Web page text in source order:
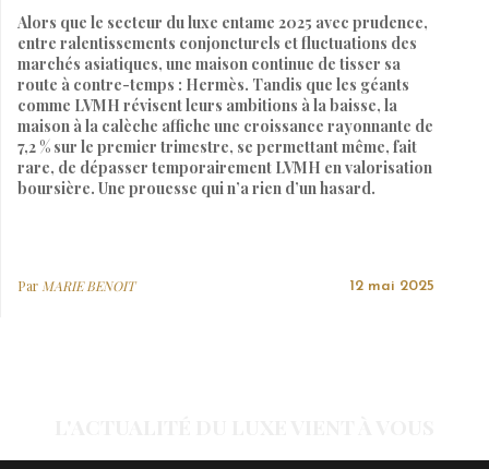
Alors que le secteur du luxe entame 2025 avec prudence,
entre ralentissements conjoncturels et fluctuations des
marchés asiatiques, une maison continue de tisser sa
route à contre-temps : Hermès. Tandis que les géants
comme LVMH révisent leurs ambitions à la baisse, la
maison à la calèche affiche une croissance rayonnante de
7,2 % sur le premier trimestre, se permettant même, fait
rare, de dépasser temporairement LVMH en valorisation
boursière. Une prouesse qui n’a rien d’un hasard.
ParMARIE BENOIT 12 mai 2025